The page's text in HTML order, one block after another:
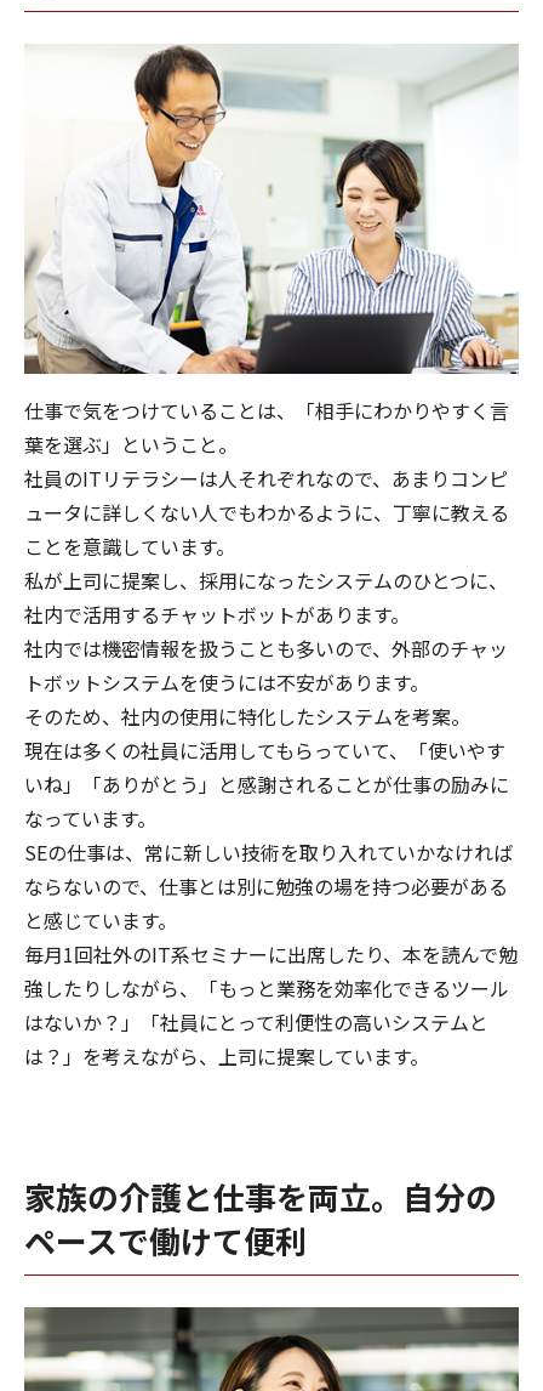
仕事で気をつけていることは、「相手にわかりやすく言
葉を選ぶ」ということ。
社員のITリテラシーは人それぞれなので、あまりコンピ
ュータに詳しくない人でもわかるように、丁寧に教える
ことを意識しています。
私が上司に提案し、採用になったシステムのひとつに、
社内で活用するチャットボットがあります。
社内では機密情報を扱うことも多いので、外部のチャッ
トボットシステムを使うには不安があります。
そのため、社内の使用に特化したシステムを考案。
現在は多くの社員に活用してもらっていて、「使いやす
いね」「ありがとう」と感謝されることが仕事の励みに
なっています。
SEの仕事は、常に新しい技術を取り入れていかなければ
ならないので、仕事とは別に勉強の場を持つ必要がある
と感じています。
毎月1回社外のIT系セミナーに出席したり、本を読んで勉
強したりしながら、「もっと業務を効率化できるツール
はないか？」「社員にとって利便性の高いシステムと
は？」を考えながら、上司に提案しています。
家族の介護と仕事を両立。自分の
ペースで働けて便利